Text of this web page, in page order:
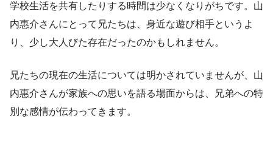
学校生活を共有したりする時間は少なくなりがちです。山
内惠介さんにとって兄たちは、身近な遊び相手というよ
り、少し大人びた存在だったのかもしれません。
兄たちの現在の生活については明かされていませんが、山
内惠介さんが家族への思いを語る場面からは、兄弟への特
別な感情が伝わってきます。